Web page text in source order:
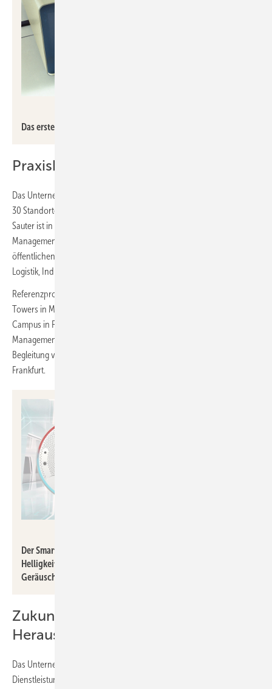
Das erste softwaregesteuerte Gebäudeleitsystem von Sauter.
Praxisbeispiele und Marktpräsenz
Das Unternehmen beschäftigt über 1700 Mitarbeitende an mehr als
30 Standorten bundesweit und realisiert jährlich über 2000 Projekte.
Sauter ist in unterschiedlichen Branchen tätig, von Facility
Management und Property Management in Bürogebäuden und
öffentlichen Einrichtungen bis hin zu Automationsprojekten in
Logistik, Industrie, Life Science und Health Care.
Referenzprojekte umfassen das Gebäudemanagement der Bavaria
Towers in München, die umfassende Gebäudeautomation des DFB-
Campus in Frankfurt, die Betreuung des technischen Facility
Managements von 65 Sirius Business Parks und die langjährige
Begleitung von Neubau- und Sanierungsprojekten am Flughafen
Frankfurt.
Der Smart Sensor viaSens erfasst Temperatur, Feuchte,
Helligkeit, Luftqualität (VOC, CO
Geräuschpegel.
Zukunftsperspektiven und
Herausforderungen
Das Unternehmen schreibt sich selbst eine umfassende
Dienstleistungsmentalität und hoher Resilienz, gestützt durch einen